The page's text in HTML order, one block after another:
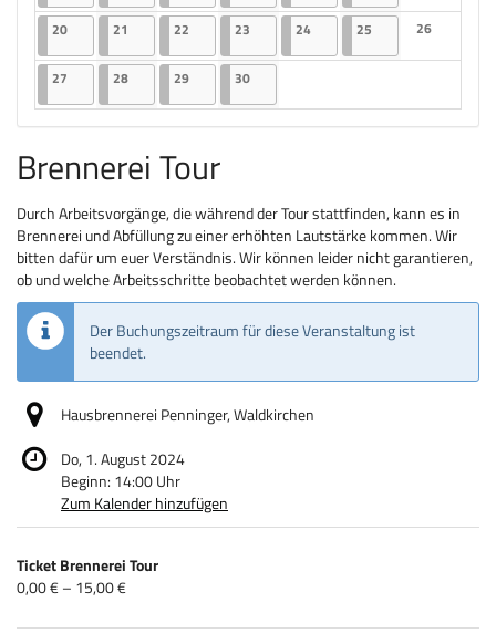
Keine
2020.04.2026
2 Veranstaltungen
21 21.04.2026
2 Veranstaltungen
22 22.04.2026
2 Veranstaltungen
23 23.04.2026
2 Veranstaltungen
2424.04.2026
2 Veranstaltungen
25 25.04.2026
2 Veranstaltungen
26
Keine
27 27.04.2026
2 Veranstaltungen
2828.04.2026
2 Veranstaltungen
2929.04.2026
2 Veranstaltungen
3030.04.2026
2 Veranstaltungen
Brennerei Tour
Durch Arbeitsvorgänge, die während der Tour stattfinden, kann es in
Brennerei und Abfüllung zu einer erhöhten Lautstärke kommen. Wir
bitten dafür um euer Verständnis. Wir können leider nicht garantieren,
ob und welche Arbeitsschritte beobachtet werden können.
Der Buchungszeitraum für diese Veranstaltung ist
beendet.
Hausbrennerei Penninger, Waldkirchen
Do, 1. August 2024
Beginn: 14:00Uhr
Zum Kalender hinzufügen
Produkte
Unkategorisierte
Produkte
Ticket Brennerei Tour
von
bis
0,00 € – 15,00 €